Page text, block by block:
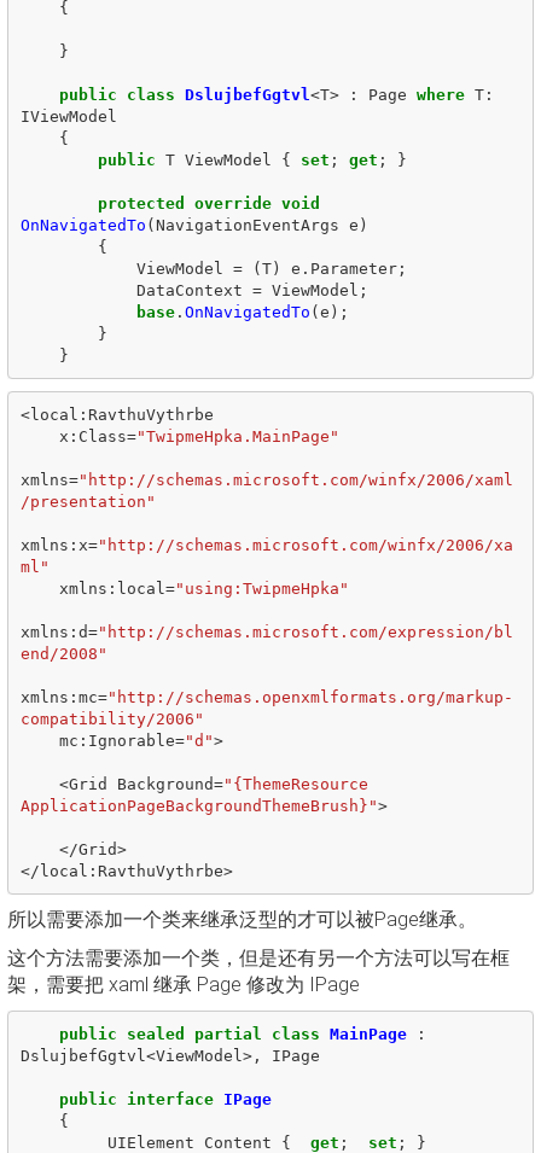
{
}
public class DslujbefGgtvl <T> : Page where T:
IViewModel
{
public T ViewModel { set ; get ; }
protected override void
OnNavigatedTo (NavigationEventArgs e )
{
ViewModel
= (T) e . Parameter;
DataContext = ViewModel ;
base. OnNavigatedTo (e );
}
}
<local : RavthuVythrbe
x : Class="TwipmeHpka.MainPage"
xmlns="http://schemas.microsoft.com/winfx/2006/xaml
/presentation"
xmlns : x="http://schemas.microsoft.com/winfx/2006/xa
ml"
xmlns : local ="using:TwipmeHpka"
xmlns : d="http://schemas.microsoft.com/expression/bl
end/2008"
xmlns : mc="http://schemas.openxmlformats.org/markup-
compatibility/2006"
mc : Ignorable="d">
<Grid Background="{ThemeResource
ApplicationPageBackgroundThemeBrush}">
</Grid>
</local : RavthuVythrbe>
所以需要添加一个类来继承泛型的才可以被Page继承。
这个方法需要添加一个类，但是还有另一个方法可以写在框
架，需要把 xaml 继承 Page 修改为 IPage
public sealed partial class MainPage
:
DslujbefGgtvl <ViewModel >, IPage
public interface
IPage
{
UIElement
Content { get ; set ;
}